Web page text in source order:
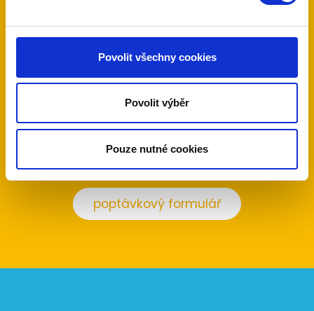
Povolit všechny cookies
Povolit výběr
Pouze nutné cookies
Máte zájem o naše služby, nebo jen dotaz?
Neváhejte nás kontaktovat telefonicky nebo
pomocí poptávkového formuláře.
poptávkový formulář